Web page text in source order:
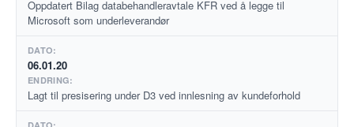
Oppdatert Bilag databehandleravtale KFR ved å legge til
Microsoft som underleverandør
06.01.20
Lagt til presisering under D3 ved innlesning av kundeforhold